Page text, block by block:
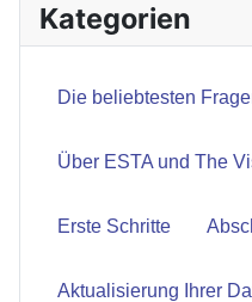
Kategorien
Die beliebtesten
Über ESTA und The
Erste Schritte
Aktualisierung Ihrer